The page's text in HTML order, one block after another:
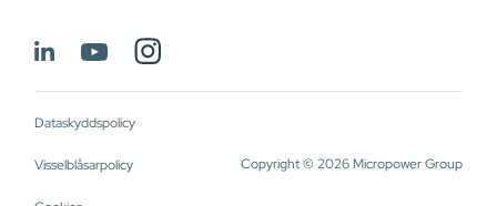
Dataskyddspolicy
Visselblåsarpolicy Copyright © 2026 Micropower Group